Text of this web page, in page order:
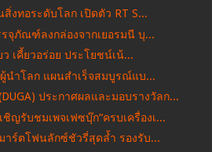
งทอระดับโลก เปิดตัว RT S...
รจุภัณฑ์ลงกล่องจากเยอรมนี บุ...
เคี้ยวอร่อย ประโยชน์เน้...
นำโลก แผนสำเร็จสมบูรณ์แบ...
ประกาศผลและมอบรางวัลก...
ญรับชมเพจเฟซบุ๊ก“ครบเครื่องเ...
มาร์ตโฟนลักซ์ชัวรี่สุดล้ำ รองรับ...